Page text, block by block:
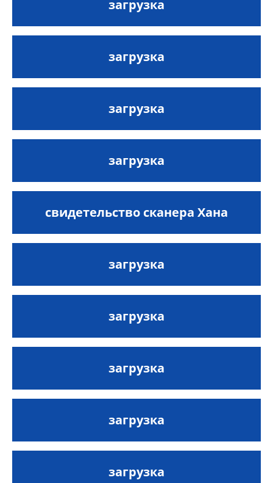
загрузка
загрузка
загрузка
загрузка
свидетельство сканера Хана
загрузка
загрузка
загрузка
загрузка
загрузка